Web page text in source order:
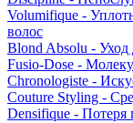
Volumifique -
волос
Blond Absolu -
Fusio-Dose -
Chronologiste -
Couture Styling -
Densifique - Потеря